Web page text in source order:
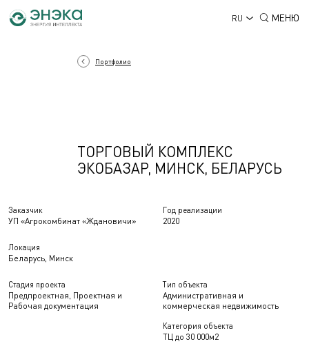
RU МЕНЮ
Заказчик
УП «Агрокомбинат «Ждановичи»
Год реализации
2020
Локация
Беларусь, Минск
Стадия проекта
Предпроектная, Проектная и
Рабочая документация
Тип объекта
Административная и
коммерческая недвижимость
Категория объекта
ТЦ до 30 000м2
Портфолио
ТОРГОВЫЙ КОМПЛЕКС
ЭКОБАЗАР, МИНСК, БЕЛАРУСЬ